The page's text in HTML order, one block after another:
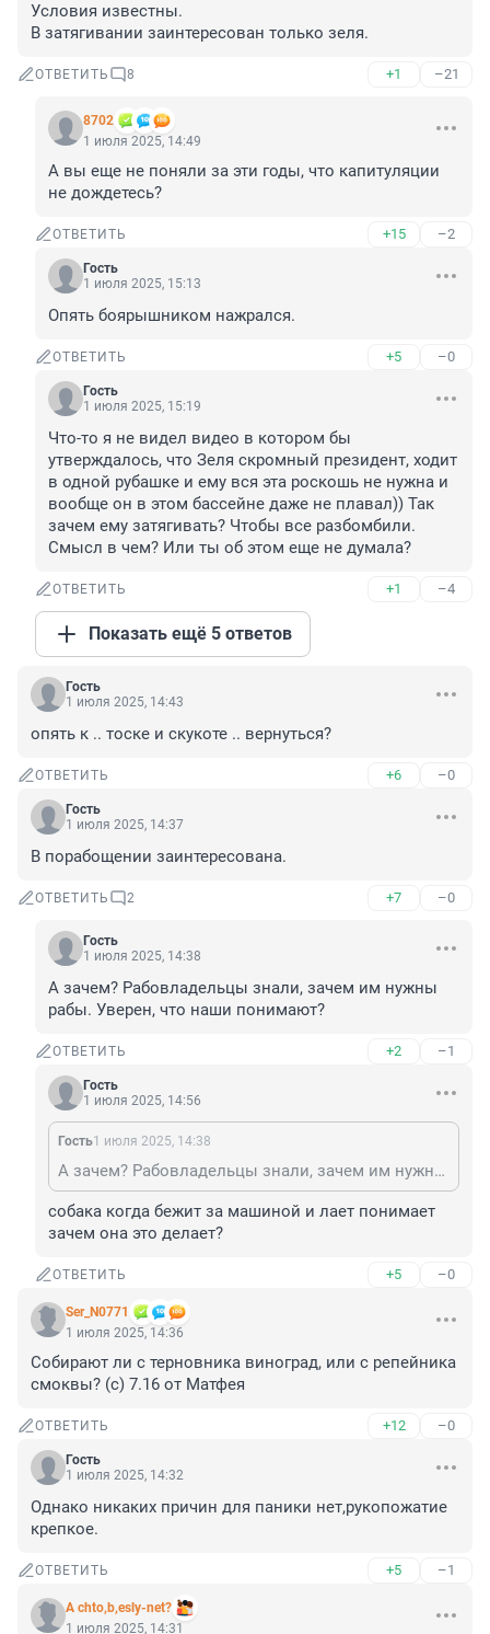
Условия известны.
В затягивании заинтересован только зеля.
ОТВЕТИТЬ 8 +1 –21
8702
1 июля 2025, 14:49
А вы еще не поняли за эти годы, что капитуляции
не дождетесь?
ОТВЕТИТЬ +15 –2
Гость
1 июля 2025, 15:13
Опять боярышником нажрался.
ОТВЕТИТЬ +5 –0
Гость
1 июля 2025, 15:19
Что-то я не видел видео в котором бы
утверждалось, что Зеля скромный президент, ходит
в одной рубашке и ему вся эта роскошь не нужна и
вообще он в этом бассейне даже не плавал)) Так
зачем ему затягивать? Чтобы все разбомбили.
Смысл в чем? Или ты об этом еще не думала?
ОТВЕТИТЬ +1 –4
Показать ещё 5 ответов
Гость
1 июля 2025, 14:43
опять к .. тоске и скукоте .. вернуться?
ОТВЕТИТЬ +6 –0
Гость
1 июля 2025, 14:37
В порабощении заинтересована.
ОТВЕТИТЬ 2 +7 –0
Гость
1 июля 2025, 14:38
А зачем? Рабовладельцы знали, зачем им нужны
рабы. Уверен, что наши понимают?
ОТВЕТИТЬ +2 –1
Гость
1 июля 2025, 14:56
Гость1 июля 2025, 14:38
А зачем? Рабовладельцы знали, зачем им нужны рабы. Уверен, что наши понимают?
собака когда бежит за машиной и лает понимает
зачем она это делает?
ОТВЕТИТЬ +5 –0
Ser_N0771
1 июля 2025, 14:36
Собирают ли с терновника виноград, или с репейника
смоквы? (с) 7.16 от Матфея
ОТВЕТИТЬ +12 –0
Гость
1 июля 2025, 14:32
Однако никаких причин для паники нет,рукопожатие
крепкое.
ОТВЕТИТЬ +5 –1
A chto,b,esly-net?
1 июля 2025, 14:31